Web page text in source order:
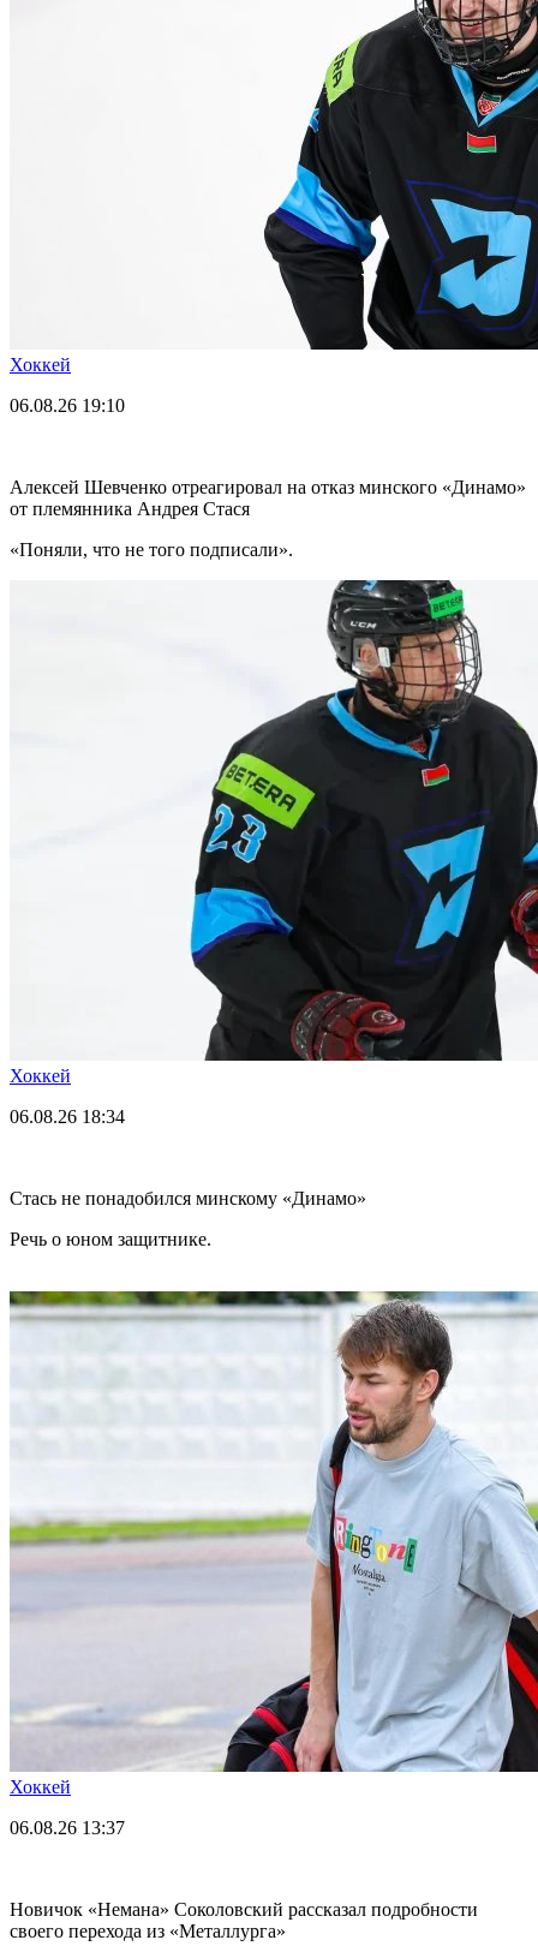
Хоккей
06.08.26 19:10
Алексей Шевченко отреагировал на отказ минского «Динамо»
от племянника Андрея Стася
«Поняли, что не того подписали».
Хоккей
06.08.26 18:34
Стась не понадобился минскому «Динамо»
Речь о юном защитнике.
Хоккей
06.08.26 13:37
Новичок «Немана» Соколовский рассказал подробности
своего перехода из «Металлурга»